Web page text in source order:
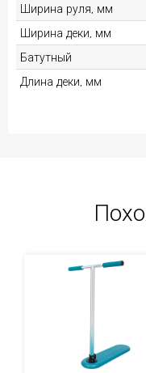
Ширина руля, мм
Ширина деки, мм
Батутный
Длина деки, мм